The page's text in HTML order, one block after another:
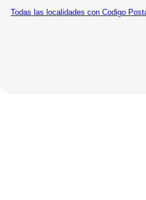
Todas las localidades con Codigo